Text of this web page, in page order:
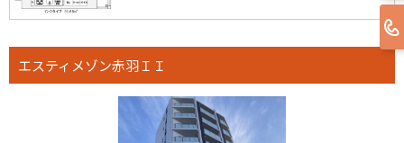
エスティメゾン赤羽ＩＩ